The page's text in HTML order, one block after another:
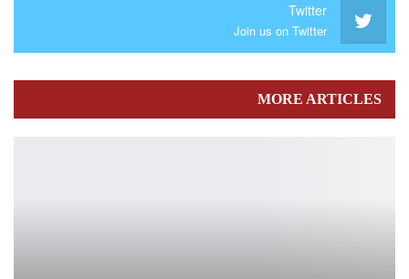
Twitter
Join us on Twitter
MORE ARTICLES